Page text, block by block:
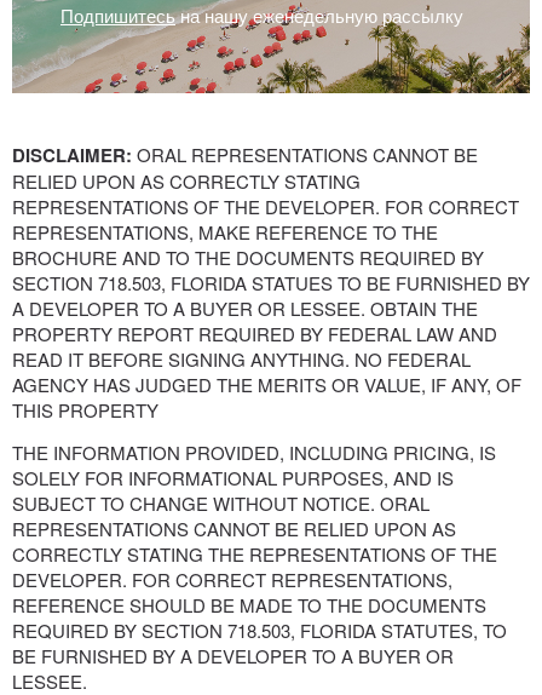
Подпишитесьна нашу еженедельную рассылку
DISCLAIMER: ORAL REPRESENTATIONS CANNOT BE
RELIED UPON AS CORRECTLY STATING
REPRESENTATIONS OF THE DEVELOPER. FOR CORRECT
REPRESENTATIONS, MAKE REFERENCE TO THE
BROCHURE AND TO THE DOCUMENTS REQUIRED BY
SECTION 718.503, FLORIDA STATUES TO BE FURNISHED BY
A DEVELOPER TO A BUYER OR LESSEE. OBTAIN THE
PROPERTY REPORT REQUIRED BY FEDERAL LAW AND
READ IT BEFORE SIGNING ANYTHING. NO FEDERAL
AGENCY HAS JUDGED THE MERITS OR VALUE, IF ANY, OF
THIS PROPERTY
THE INFORMATION PROVIDED, INCLUDING PRICING, IS
SOLELY FOR INFORMATIONAL PURPOSES, AND IS
SUBJECT TO CHANGE WITHOUT NOTICE. ORAL
REPRESENTATIONS CANNOT BE RELIED UPON AS
CORRECTLY STATING THE REPRESENTATIONS OF THE
DEVELOPER. FOR CORRECT REPRESENTATIONS,
REFERENCE SHOULD BE MADE TO THE DOCUMENTS
REQUIRED BY SECTION 718.503, FLORIDA STATUTES, TO
BE FURNISHED BY A DEVELOPER TO A BUYER OR
LESSEE.